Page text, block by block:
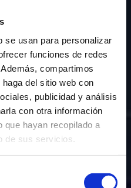
se usan para personalizar
funciones de redes
compartimos
del sitio web con
publicidad y análisis
con otra información
que hayan recopilado a
de sus servicios.